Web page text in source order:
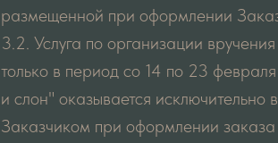
размещенной при оформлении
3.2. Услуга по организации
только в период со 14 по 23
и слон" оказывается исключительно
Заказчиком при оформлении